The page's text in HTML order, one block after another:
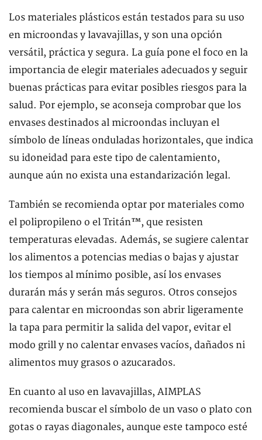
Los materiales plásticos están testados para su uso
en microondas y lavavajillas, y son una opción
versátil, práctica y segura. La guía pone el foco en la
importancia de elegir materiales adecuados y seguir
buenas prácticas para evitar posibles riesgos para la
salud. Por ejemplo, se aconseja comprobar que los
envases destinados al microondas incluyan el
símbolo de líneas onduladas horizontales, que indica
su idoneidad para este tipo de calentamiento,
aunque aún no exista una estandarización legal.
También se recomienda optar por materiales como
el polipropileno o el Tritán™, que resisten
temperaturas elevadas. Además, se sugiere calentar
los alimentos a potencias medias o bajas y ajustar
los tiempos al mínimo posible, así los envases
durarán más y serán más seguros. Otros consejos
para calentar en microondas son abrir ligeramente
la tapa para permitir la salida del vapor, evitar el
modo grill y no calentar envases vacíos, dañados ni
alimentos muy grasos o azucarados.
En cuanto al uso en lavavajillas, AIMPLAS
recomienda buscar el símbolo de un vaso o plato con
gotas o rayas diagonales, aunque este tampoco esté